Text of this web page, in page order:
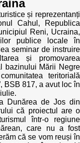
și reprezentanți
Cahul, Republica
Reni, Ucraina,
publice locale în
seminar de instruire
și promovarea
bazinului Mării Negre
teritorială
BSB 817, a avut loc în
Dunărea de Jos din
că proiectul are o
într-o regiune
care nu a fost
că se vom reuși în